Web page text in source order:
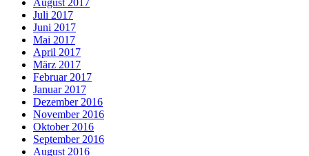
Juli 2017
Juni 2017
Mai 2017
April 2017
März 2017
Februar 2017
Januar 2017
Dezember 2016
November 2016
Oktober 2016
September 2016
August 2016